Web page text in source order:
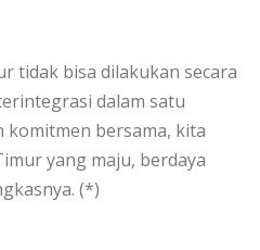
tidak bisa dilakukan secara
dalam satu
komitmen bersama, kita
yang maju, berdaya
(*)